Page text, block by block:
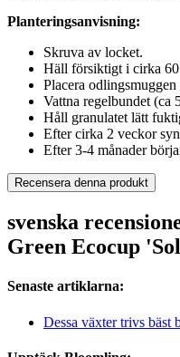
Planteringsanvisning:
Skruva av locket.
Häll försiktigt i cirka
Placera
Vattna regelbundet (ca
Håll granulatet lätt
Efter cirka 2 veckor
Efter 3-4 månader
Recensera denna produkt
svenska
Green Ecocup
Senaste artiklarna:
Dessa växter trivs bäst